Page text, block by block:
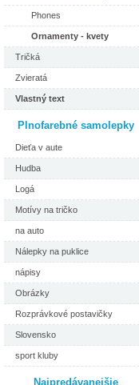
Phones
Ornamenty - kvety
Tričká
Zvieratá
Vlastný text
Plnofarebné samolepky
Dieťa v aute
Hudba
Logá
Motívy na tričko
na auto
Nálepky na puklice
nápisy
Obrázky
Rozprávkové postavičky
Slovensko
sport kluby
Najpredávanejšie